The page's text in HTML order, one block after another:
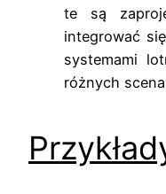
te są
integrować
systemami
różnych